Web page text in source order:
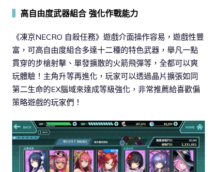
高自由度武器組合 強化作戰能力
《凍京NECRO 自殺任務》遊戲介面操作容易，遊戲性豐
富，可高自由度組合多達十二種的特色武器，舉凡一點
貫穿的步槍射擊、單發擴散的火箭飛彈等，全都可以爽
玩體驗！主角升等再進化，玩家可以透過晶片擴張如同
第二生命的EX腦域來達成等級強化，非常推薦給喜歡偏
策略遊戲的玩家們！